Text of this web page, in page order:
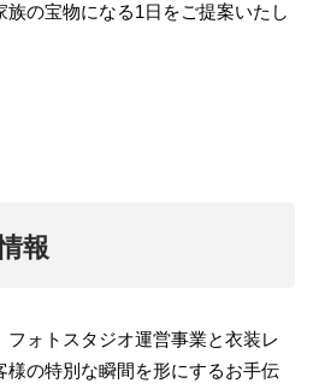
族の宝物になる1日をご提案いたし
報
フォトスタジオ運営事業と衣装レ
様の特別な瞬間を形にするお手伝